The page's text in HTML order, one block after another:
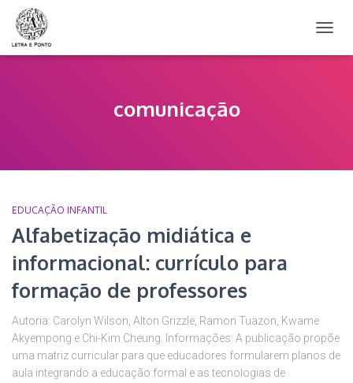
comunicação
EDUCAÇÃO INFANTIL
Alfabetização midiática e
informacional: currículo para
formação de professores
Autoria: Carolyn Wilson, Alton Grizzle, Ramon Tuazon, Kwame
Akyempong e Chi-Kim Cheung. Informações: A publicação propõe
uma matriz curricular para que educadores formularem planos de
aula integrando a educação formal e as tecnologias de